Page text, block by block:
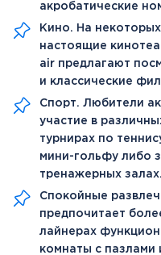
акробатические
Кино. На
настоящие
air предлагают
и классические
Спорт. Любители
участие в
турнирах по
мини-гольфу либо
тренажерных залах.
Спокойные
предпочитает
лайнерах
комнаты с пазлами